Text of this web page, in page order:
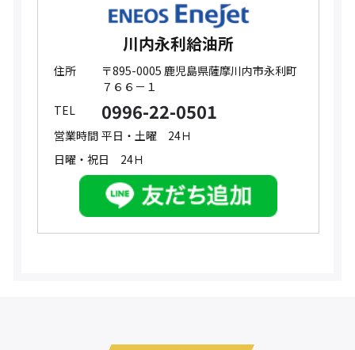
川内永利給油所
住所
〒895-0005 鹿児島県薩摩川内市永利町
７６６－１
TEL
0996-22-0501
営業時間 平日・土曜 24Ｈ
日曜・祝日 24Ｈ